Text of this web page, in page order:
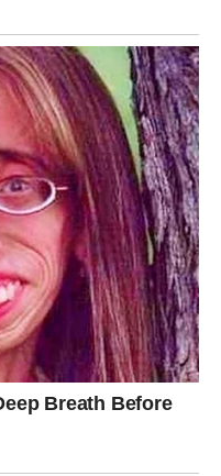
truda dolazi na
očekivativeliki
i strpljenje sada
priznanje,
koji vam daje osećaj
i postaje potvrda da
Ovo je period u
„Uspelo je.“
rada – bez osećaja